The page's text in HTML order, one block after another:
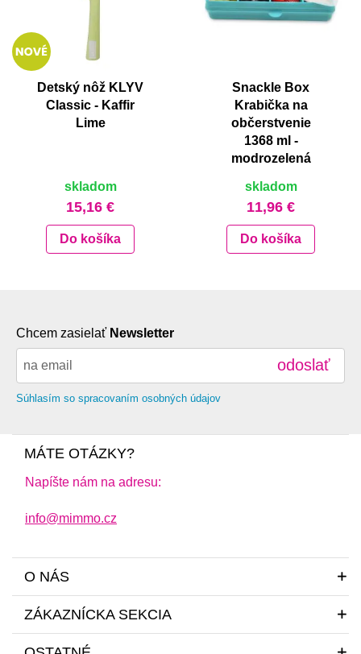
Detský nôž KLYV
Classic - Kaffir
Lime
skladom
15,16 €
Do košíka
Snackle Box
Krabička na
občerstvenie
1368 ml -
modrozelená
skladom
11,96 €
Do košíka
Chcem zasielať Newsletter
odoslať
Súhlasím so spracovaním osobných údajov
MÁTE OTÁZKY?
Napíšte nám na adresu:
info@mimmo.cz
O NÁS
ZÁKAZNÍCKA SEKCIA